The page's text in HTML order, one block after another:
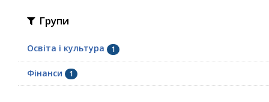
Групи
Освіта і культура 1
Фінанси 1